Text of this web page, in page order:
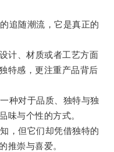
随潮流，它是真正的
、材质或者工艺方面
特感，更注重产品背后
对于品质、独特与独
味与个性的方式。
但它们却凭借独特的
推崇与喜爱。